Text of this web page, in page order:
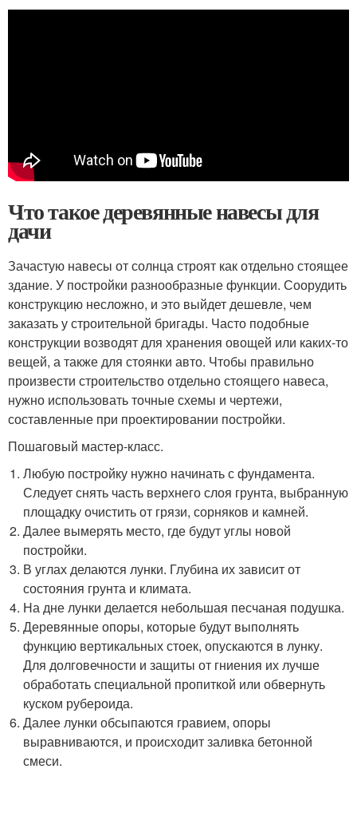
Что такое деревянные навесы для
дачи
Зачастую навесы от солнца строят как отдельно стоящее
здание. У постройки разнообразные функции. Соорудить
конструкцию несложно, и это выйдет дешевле, чем
заказать у строительной бригады. Часто подобные
конструкции возводят для хранения овощей или каких-то
вещей, а также для стоянки авто. Чтобы правильно
произвести строительство отдельно стоящего навеса,
нужно использовать точные схемы и чертежи,
составленные при проектировании постройки.
Пошаговый мастер-класс.
Любую постройку нужно начинать с фундамента.
Следует снять часть верхнего слоя грунта, выбранную
площадку очистить от грязи, сорняков и камней.
Далее вымерять место, где будут углы новой
постройки.
В углах делаются лунки. Глубина их зависит от
состояния грунта и климата.
На дне лунки делается небольшая песчаная подушка.
Деревянные опоры, которые будут выполнять
функцию вертикальных стоек, опускаются в лунку.
Для долговечности и защиты от гниения их лучше
обработать специальной пропиткой или обвернуть
куском рубероида.
Далее лунки обсыпаются гравием, опоры
выравниваются, и происходит заливка бетонной
смеси.